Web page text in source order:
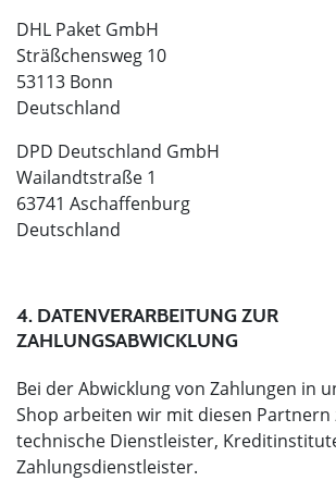
DHL Paket GmbH
Sträßchensweg 10
53113 Bonn
Deutschland
DPD Deutschland GmbH
Wailandtstraße 1
63741 Aschaffenburg
Deutschland
4. DATENVERARBEITUNG ZUR
ZAHLUNGSABWICKLUNG
Bei der Abwicklung von Zahlungen in
Shop arbeiten wir mit diesen Partnern
technische Dienstleister,
Zahlungsdienstleister.